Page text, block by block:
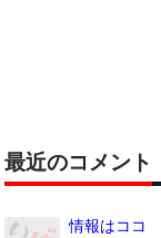
最近のコメント
情報はココ